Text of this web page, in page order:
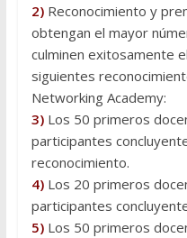
2)Reconocimiento y
obtengan el mayor
culminen exitosamente
siguientes
Networking Academy:
3)Los 50 primeros
participantes
reconocimiento.
4) Los 20 primeros
participantes
5)Los 50 primeros